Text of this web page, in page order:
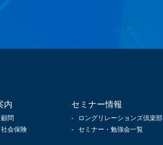
内
問
社会保険
セミナー情報
ロングリレーションズ倶楽部
セミナー・勉強会一覧